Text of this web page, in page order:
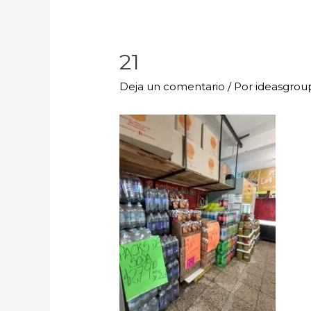
21
Deja un comentario / Por